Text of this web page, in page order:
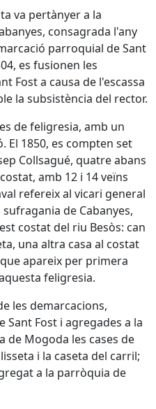
va pertànyer a la
consagrada l'any
parroquial de Sant
es fusionen les
Fost a causa de l'escassa
la subsistència del rector.
de feligresia, amb un
El 1850, es compten set
Collsagué, quatre abans
amb 12 i 14 veïns
refereix al vicari general
de Cabanyes,
costat del riu Besòs: can
una altra casa al costat
apareix per primera
feligresia.
les demarcacions,
Fost i agregades a la
de Mogoda les cases de
i la caseta del carril;
a la parròquia de